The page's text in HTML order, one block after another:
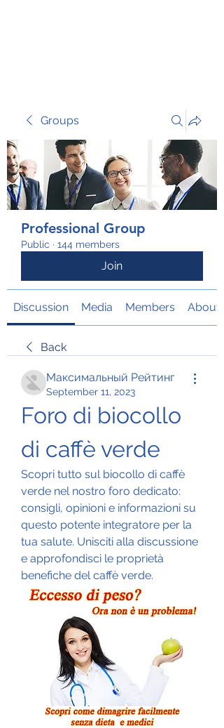
Groups
Professional Group
Public · 144 members
Join
Discussion Media Members About
Back
Максимальный Рейтинг
September 11, 2023
Foro di biocollo
di caffè verde
Scopri tutto sul biocollo di caffè
verde nel nostro foro dedicato:
consigli, opinioni e informazioni su
questo potente integratore per la
tua salute. Unisciti alla discussione
e approfondisci le proprietà
benefiche del caffè verde.